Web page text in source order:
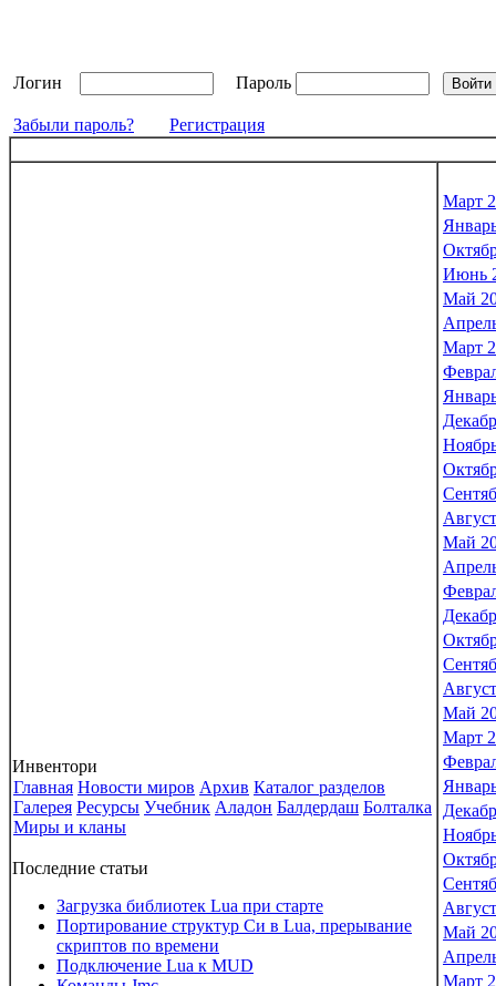
Логин Пароль
Забыли пароль? Регистрация
Инвентори
Главная Новости миров Архив Каталог разделов
Галерея Ресурсы Учебник Аладон Балдердаш Болталка
Миры и кланы
Последние статьи
Загрузка библиотек Lua при старте
Портирование структур Си в Lua, прерывание
скриптов по времени
Подключение Lua к MUD
Март
Июнь
Май
Март
Май
Май
Март
Май
Март